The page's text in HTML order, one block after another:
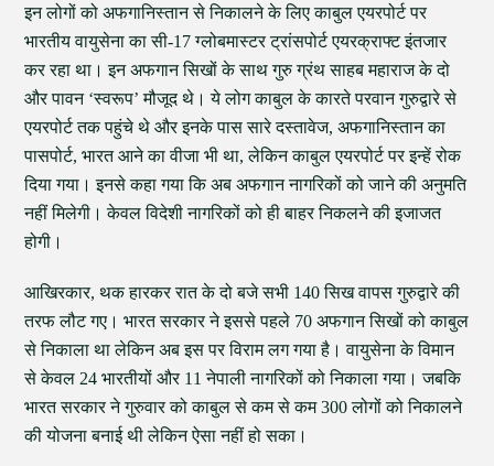
इन लोगों को अफगानिस्तान से निकालने के लिए काबुल एयरपोर्ट पर
भारतीय वायुसेना का सी-17 ग्लोबमास्टर ट्रांसपोर्ट एयरक्राफ्ट इंतजार
कर रहा था। इन अफगान सिखों के साथ गुरु ग्रंथ साहब महाराज के दो
और पावन ‘स्वरूप’ मौजूद थे। ये लोग काबुल के कारते परवान गुरुद्वारे से
एयरपोर्ट तक पहुंचे थे और इनके पास सारे दस्तावेज, अफगानिस्तान का
पासपोर्ट, भारत आने का वीजा भी था, लेकिन काबुल एयरपोर्ट पर इन्हें रोक
दिया गया। इनसे कहा गया कि अब अफगान नागरिकों को जाने की अनुमति
नहीं मिलेगी। केवल विदेशी नागरिकों को ही बाहर निकलने की इजाजत
होगी।
आखिरकार, थक हारकर रात के दो बजे सभी 140 सिख वापस गुरुद्वारे की
तरफ लौट गए। भारत सरकार ने इससे पहले 70 अफगान सिखों को काबुल
से निकाला था लेकिन अब इस पर विराम लग गया है। वायुसेना के विमान
से केवल 24 भारतीयों और 11 नेपाली नागरिकों को निकाला गया। जबकि
भारत सरकार ने गुरुवार को काबुल से कम से कम 300 लोगों को निकालने
की योजना बनाई थी लेकिन ऐसा नहीं हो सका।